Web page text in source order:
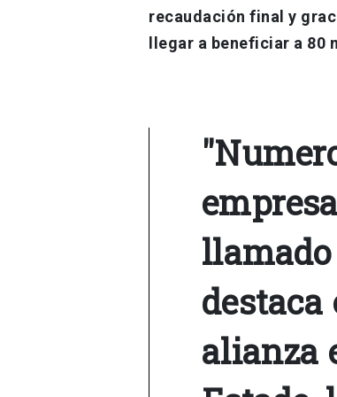
recaudación final y
llegar a beneficiar a 80
llamado
destaca
alianza